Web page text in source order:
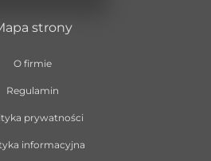
strony
O firmie
Regulamin
prywatności
informacyjna